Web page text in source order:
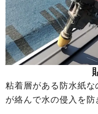
粘着層がある防水紙
が絡んで水の侵入を防